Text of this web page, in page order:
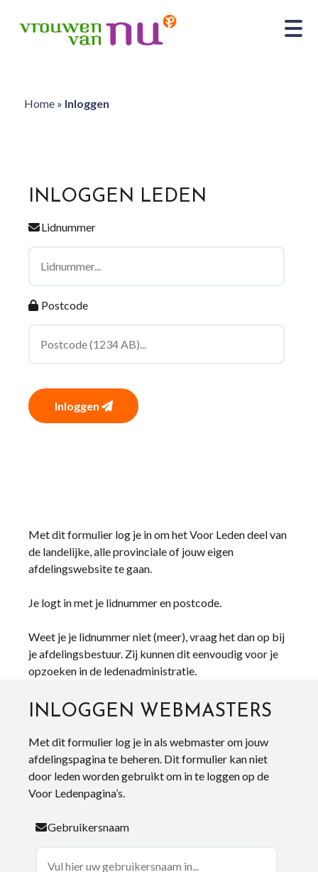
Home» Inloggen
INLOGGEN LEDEN
Lidnummer
Postcode
Inloggen
Met dit formulier log je in om het Voor Leden deel van
de landelijke, alle provinciale of jouw eigen
afdelingswebsite te gaan.
Je logt in met je lidnummer en postcode.
Weet je je lidnummer niet (meer), vraag het dan op bij
je afdelingsbestuur. Zij kunnen dit eenvoudig voor je
opzoeken in de ledenadministratie.
INLOGGEN WEBMASTERS
Met dit formulier log je in als webmaster om jouw
afdelingspagina te beheren. Dit formulier kan niet
door leden worden gebruikt om in te loggen op de
Voor Ledenpagina’s.
Gebruikersnaam